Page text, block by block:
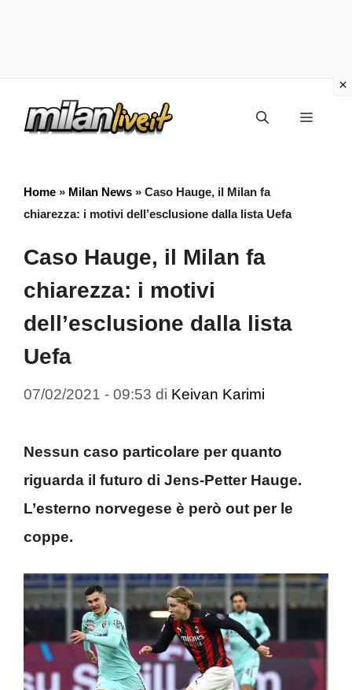
Menu
Home » Milan News » Caso Hauge, il Milan fa
chiarezza: i motivi dell’esclusione dalla lista Uefa
Caso Hauge, il Milan fa
chiarezza: i motivi
dell’esclusione dalla lista
Uefa
07/02/2021 - 09:53 di Keivan Karimi
Nessun caso particolare per quanto
riguarda il futuro di Jens-Petter Hauge.
L’esterno norvegese è però out per le
coppe.